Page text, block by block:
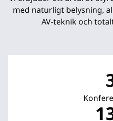
med naturligt belysning,
AV-teknik och